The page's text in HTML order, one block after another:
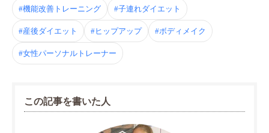
#機能改善トレーニング #子連れダイエット
#産後ダイエット #ヒップアップ #ボディメイク
#女性パーソナルトレーナー
この記事を書いた人